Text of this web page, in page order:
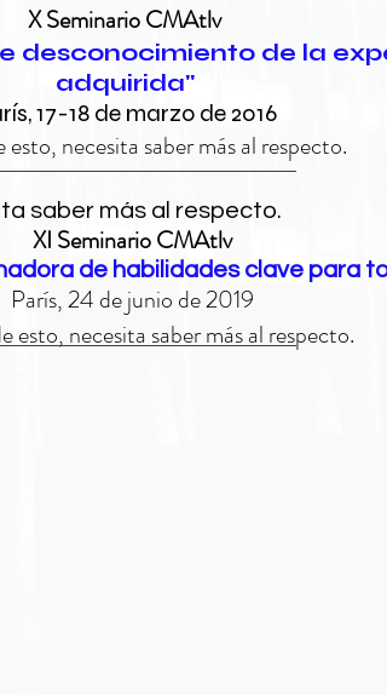
X Seminario CMAtlv
desconocimiento de la
adquirida"
17-18 de marzo de 2016
esto, necesita saber más al respecto.
saber más al respecto.
XI Seminario CMAtlv
de habilidades clave para
París, 24 de junio de 2019
esto, necesita saber más al respecto.